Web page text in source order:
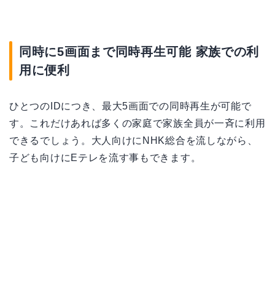
同時に5画面まで同時再生可能 家族での利
用に便利
ひとつのIDにつき、最大5画面での同時再生が可能で
す。これだけあれば多くの家庭で家族全員が一斉に利用
できるでしょう。大人向けにNHK総合を流しながら、
子ども向けにEテレを流す事もできます。